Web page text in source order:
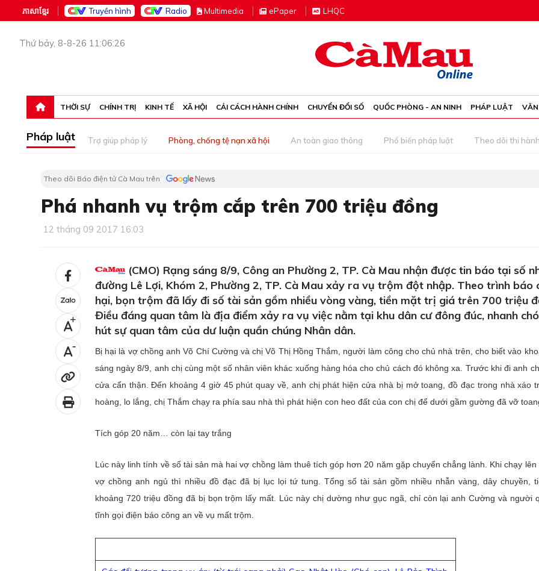
ភាសាខ្មែរ Truyền hình Radio Multimedia ePaper LHQC
Thứ bảy, 8-8-26 11:06:26
THỜI SỰ CHÍNH TRỊ KINH TẾ XÃ HỘI CẢI CÁCH HÀNH CHÍNH CHUYỂN ĐỔI SỐ QUỐC PHÒNG - AN NINH PHÁP LUẬT
Pháp luật Trợ giúp pháp lý Phòng, chống tệ nạn xã hội An toàn giao thông Phổ biến pháp luật Theo dõi thi
Theo dõi Báo điện tử Cà Mau trên
Phá nhanh vụ trộm cắp trên 700 triệu đồng
12 tháng 09 2017 16:03
+
-
(CMO) Rạng sáng 8/9, Công an Phường 2, TP. Cà Mau nhận được tin báo tại số
đường Lê Lợi, Khóm 2, Phường 2, TP. Cà Mau xảy ra vụ trộm đột nhập. Theo trình báo
hại, bọn trộm đã lấy đi số tài sản gồm nhiều vòng vàng, tiền mặt trị giá trên 700 triệu
Điều đáng quan tâm là địa điểm xảy ra vụ việc nằm tại khu dân cư đông đúc, nhanh
hút sự quan tâm của dư luận quần chúng Nhân dân.
Bị hại là vợ chồng anh Võ Chí Cường và chị Võ Thị Hồng Thắm, người làm công cho chủ nhà trên, cho biết vào
sáng ngày 8/9, anh chị cùng một số nhân viên khác xuống hàng hóa cho chủ cách đó không xa. Trước khi đi anh
cửa cẩn thận. Đến khoảng 4 giờ 45 phút quay về, anh chị phát hiện cửa nhà bị mở toang, đồ đạc trong nhà xáo
hoàng, lo lắng, chị Thắm chạy ra phía sau nhà thì phát hiện con heo đất của con chị để dưới gầm gường đã vỡ
Tích góp 20 năm… còn lại tay trắng
Lúc này linh tính về số tài sản mà hai vợ chồng làm thuê tích góp hơn 20 năm gặp chuyển chẳng lành. Khi chạy
vợ chồng anh ngủ thì nhiều đồ đạc đã bị lục lọi tứ tung. Tổng số tài sản gồm nhiều nhẫn vàng, dây chuyền,
khoảng 720 triệu đồng đã bị bọn trộm lấy mất. Lúc này chị dường như gục ngã, chỉ còn lại anh Cường và người
tĩnh gọi điện báo công an về vụ mất trộm.